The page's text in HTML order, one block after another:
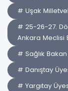
# Uşak
# 25-26-27.
Ankara Meclisi
# Sağlık Bakan
# Danıştay
# Yargıtay